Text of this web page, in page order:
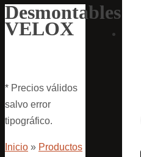
Desmontables
VELOX
* Precios válidos
salvo error
tipográfico.
Inicio » Productos